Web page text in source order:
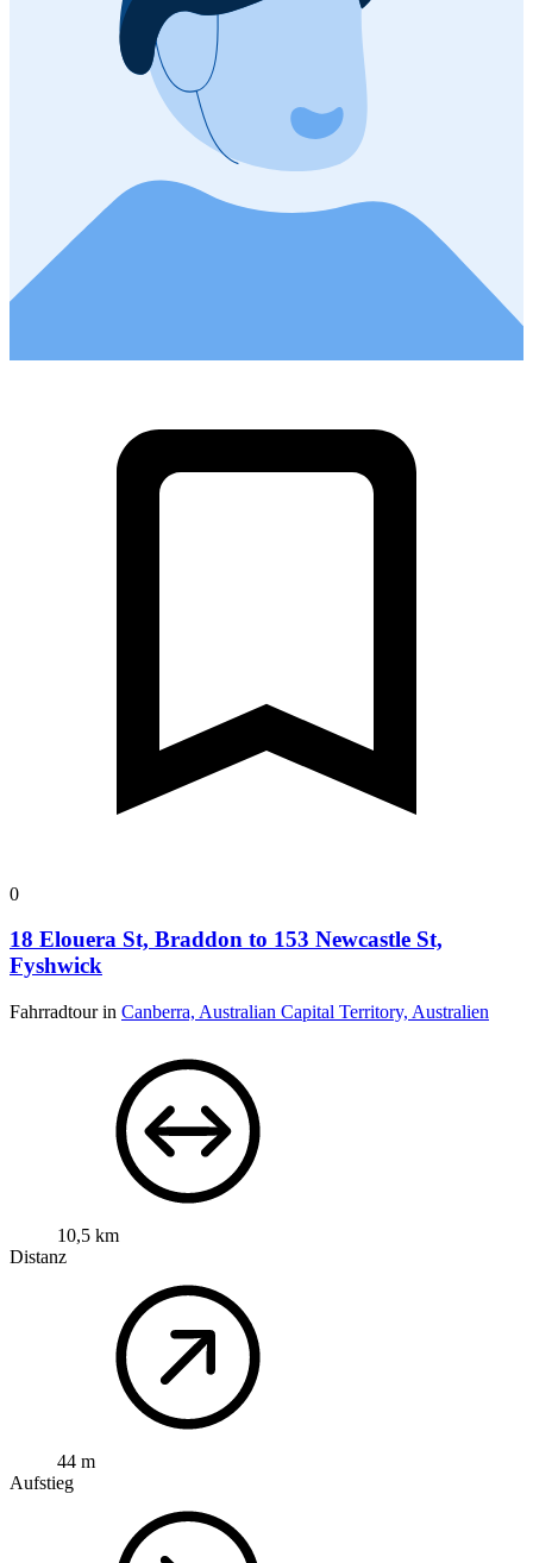
0
18 Elouera St, Braddon to 153 Newcastle St,
Fyshwick
Fahrradtour in Canberra, Australian Capital Territory, Australien
10,5 km
Distanz
44 m
Aufstieg